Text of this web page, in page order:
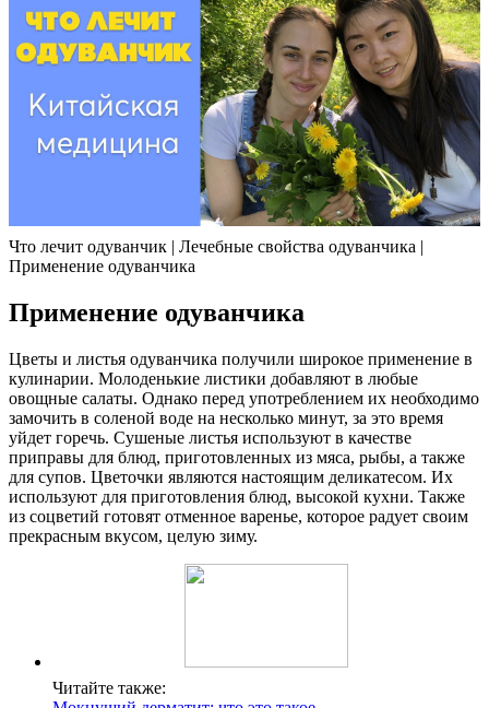
Что лечит одуванчик | Лечебные свойства одуванчика |
Применение одуванчика
Применение одуванчика
Цветы и листья одуванчика получили широкое применение в
кулинарии. Молоденькие листики добавляют в любые
овощные салаты. Однако перед употреблением их необходимо
замочить в соленой воде на несколько минут, за это время
уйдет горечь. Сушеные листья используют в качестве
приправы для блюд, приготовленных из мяса, рыбы, а также
для супов. Цветочки являются настоящим деликатесом. Их
используют для приготовления блюд, высокой кухни. Также
из соцветий готовят отменное варенье, которое радует своим
прекрасным вкусом, целую зиму.
Читайте также: